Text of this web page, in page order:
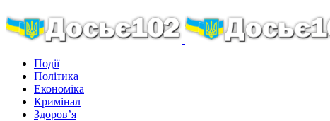
Події
Політика
Економіка
Кримінал
Здоров’я